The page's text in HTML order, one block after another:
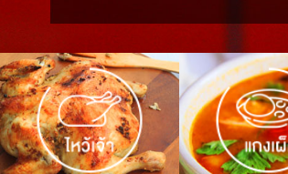
ชั่งตวงเนย